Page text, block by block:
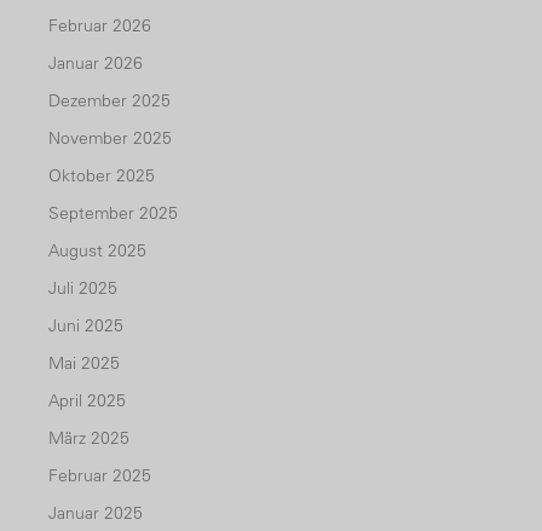
Februar 2026
Januar 2026
Dezember 2025
November 2025
Oktober 2025
September 2025
August 2025
Juli 2025
Juni 2025
Mai 2025
April 2025
März 2025
Februar 2025
Januar 2025